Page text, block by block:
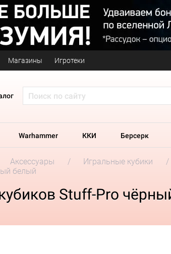
Магазины Игротеки
Warhammer ККИ Берсерк
Аксессуары Игральные кубики
белый
Stuff-Pro